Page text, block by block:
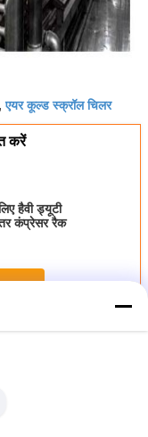
एयर कूल्ड स्क्रॉल चिलर
करें
हैवी ड्यूटी
कंप्रेसर रैक